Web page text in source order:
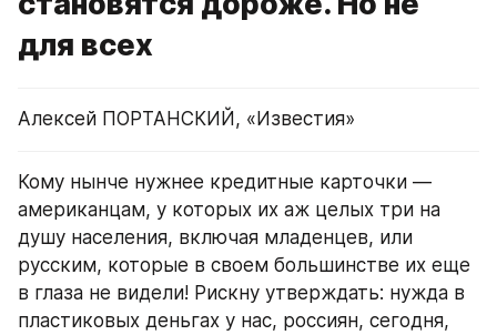
для всех
Алексей ПОРТАНСКИЙ, «Известия»
Кому нынче нужнее кредитные карточки —
американцам, у которых их аж целых три на
душу населения, включая младенцев, или
русским, которые в своем большинстве их еще
в глаза не видели! Рискну утверждать: нужда в
пластиковых деньгах у нас, россиян, сегодня,